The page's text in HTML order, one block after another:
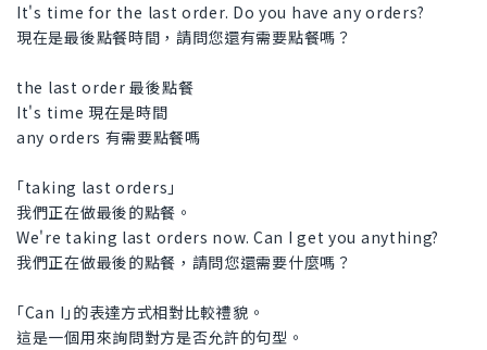
It's time for the last order. Do you have any orders?
現在是最後點餐時間，請問您還有需要點餐嗎？
the last order 最後點餐
It's time 現在是時間
any orders 有需要點餐嗎
｢taking last orders｣
我們正在做最後的點餐。
We're taking last orders now. Can I get you anything?
我們正在做最後的點餐，請問您還需要什麼嗎？
｢Can I｣的表達方式相對比較禮貌。
這是一個用來詢問對方是否允許的句型。